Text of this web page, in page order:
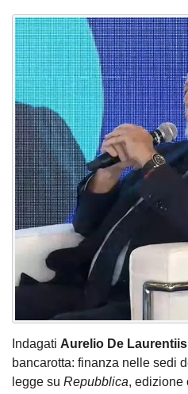
Indagati Aurelio De Laurentiis
bancarotta: finanza nelle sedi
legge su Repubblica, edizione